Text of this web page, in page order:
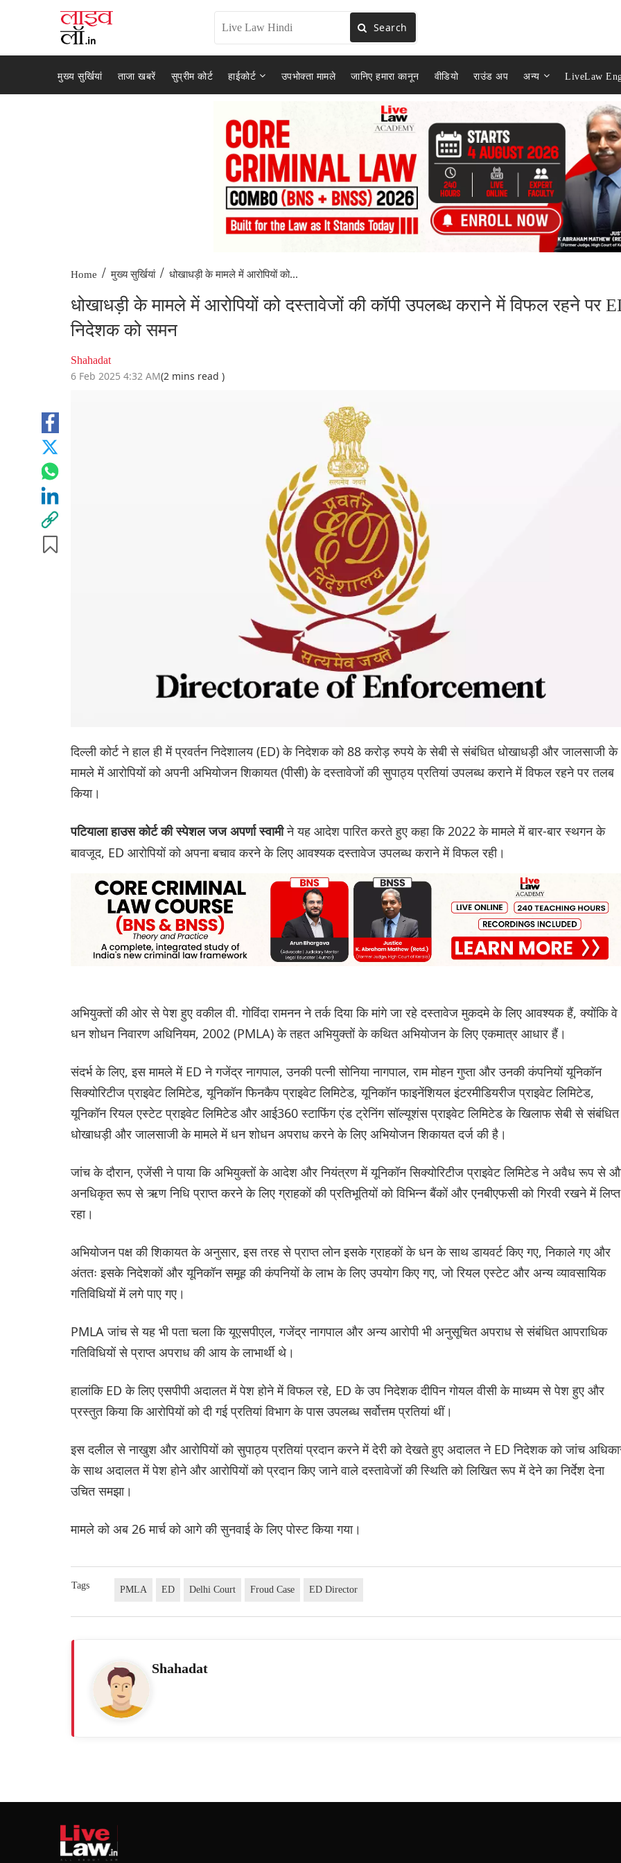
Search
मुख्य सुर्खियां ताजा खबरें सुप्रीम कोर्ट हाईकोर्ट उपभोक्ता मामले जानिए हमारा कानून वीडियो राउंड अप अन्य LiveLaw
Home / मुख्य सुर्खियां / धोखाधड़ी के मामले में आरोपियों को...
धोखाधड़ी के मामले में आरोपियों को दस्तावेजों की कॉपी उपलब्ध कराने में विफल रहने पर
निदेशक को समन
Shahadat
6 Feb 2025 4:32 AM(2 mins read )
दिल्ली कोर्ट ने हाल ही में प्रवर्तन निदेशालय (ED) के निदेशक को 88 करोड़ रुपये के सेबी से संबंधित धोखाधड़ी और जालसाजी के
मामले में आरोपियों को अपनी अभियोजन शिकायत (पीसी) के दस्तावेजों की सुपाठ्य प्रतियां उपलब्ध कराने में विफल रहने पर तलब
किया।
पटियाला हाउस कोर्ट की स्पेशल जज अपर्णा स्वामीने यह आदेश पारित करते हुए कहा कि 2022 के मामले में बार-बार स्थगन के
बावजूद, ED आरोपियों को अपना बचाव करने के लिए आवश्यक दस्तावेज उपलब्ध कराने में विफल रही।
अभियुक्तों की ओर से पेश हुए वकील वी. गोविंदा रामनन ने तर्क दिया कि मांगे जा रहे दस्तावेज मुकदमे के लिए आवश्यक हैं, क्योंकि वे
धन शोधन निवारण अधिनियम, 2002 (PMLA) के तहत अभियुक्तों के कथित अभियोजन के लिए एकमात्र आधार हैं।
संदर्भ के लिए, इस मामले में ED ने गजेंद्र नागपाल, उनकी पत्नी सोनिया नागपाल, राम मोहन गुप्ता और उनकी कंपनियों यूनिकॉन
सिक्योरिटीज प्राइवेट लिमिटेड, यूनिकॉन फिनकैप प्राइवेट लिमिटेड, यूनिकॉन फाइनेंशियल इंटरमीडियरीज प्राइवेट लिमिटेड,
यूनिकॉन रियल एस्टेट प्राइवेट लिमिटेड और आई360 स्टाफिंग एंड ट्रेनिंग सॉल्यूशंस प्राइवेट लिमिटेड के खिलाफ सेबी से संबंधित
धोखाधड़ी और जालसाजी के मामले में धन शोधन अपराध करने के लिए अभियोजन शिकायत दर्ज की है।
जांच के दौरान, एजेंसी ने पाया कि अभियुक्तों के आदेश और नियंत्रण में यूनिकॉन सिक्योरिटीज प्राइवेट लिमिटेड ने अवैध रूप से
अनधिकृत रूप से ऋण निधि प्राप्त करने के लिए ग्राहकों की प्रतिभूतियों को विभिन्न बैंकों और एनबीएफसी को गिरवी रखने में लिप्त
रहा।
अभियोजन पक्ष की शिकायत के अनुसार, इस तरह से प्राप्त लोन इसके ग्राहकों के धन के साथ डायवर्ट किए गए, निकाले गए और
अंततः इसके निदेशकों और यूनिकॉन समूह की कंपनियों के लाभ के लिए उपयोग किए गए, जो रियल एस्टेट और अन्य व्यावसायिक
गतिविधियों में लगे पाए गए।
PMLA जांच से यह भी पता चला कि यूएसपीएल, गजेंद्र नागपाल और अन्य आरोपी भी अनुसूचित अपराध से संबंधित आपराधिक
गतिविधियों से प्राप्त अपराध की आय के लाभार्थी थे।
हालांकि ED के लिए एसपीपी अदालत में पेश होने में विफल रहे, ED के उप निदेशक दीपिन गोयल वीसी के माध्यम से पेश हुए और
प्रस्तुत किया कि आरोपियों को दी गई प्रतियां विभाग के पास उपलब्ध सर्वोत्तम प्रतियां थीं।
इस दलील से नाखुश और आरोपियों को सुपाठ्य प्रतियां प्रदान करने में देरी को देखते हुए अदालत ने ED निदेशक को जांच
के साथ अदालत में पेश होने और आरोपियों को प्रदान किए जाने वाले दस्तावेजों की स्थिति को लिखित रूप में देने का निर्देश देना
उचित समझा।
मामले को अब 26 मार्च को आगे की सुनवाई के लिए पोस्ट किया गया।
Tags PMLA ED Delhi Court Froud Case ED Director
Shahadat